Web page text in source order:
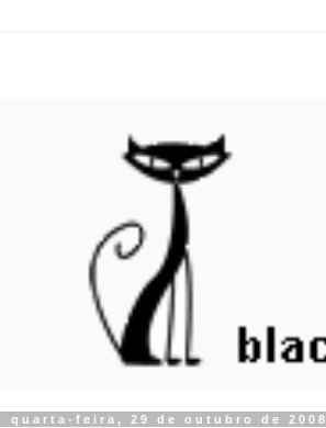
quarta-feira, 29 de outubro de 2008